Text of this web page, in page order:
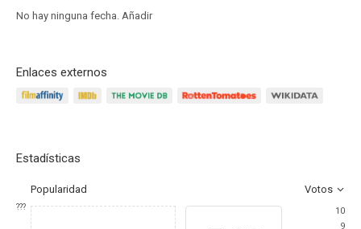
No hay ninguna fecha. Añadir
Enlaces externos
Estadísticas
Popularidad Votos
???
10
9